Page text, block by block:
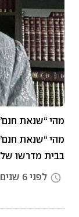
מהי “שנאת
מהי “שנאת
בבית מדרשו
access_time לפני 6 שנים